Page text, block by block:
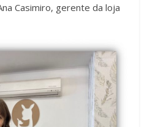
Casimiro, gerente da loja